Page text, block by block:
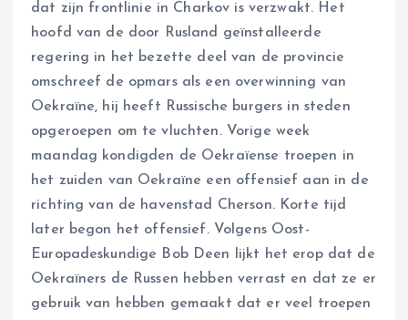
dat zijn frontlinie in Charkov is verzwakt. Het
hoofd van de door Rusland geïnstalleerde
regering in het bezette deel van de provincie
omschreef de opmars als een overwinning van
Oekraïne, hij heeft Russische burgers in steden
opgeroepen om te vluchten. Vorige week
maandag kondigden de Oekraïense troepen in
het zuiden van Oekraïne een offensief aan in de
richting van de havenstad Cherson. Korte tijd
later begon het offensief. Volgens Oost-
Europadeskundige Bob Deen lijkt het erop dat de
Oekraïners de Russen hebben verrast en dat ze er
gebruik van hebben gemaakt dat er veel troepen